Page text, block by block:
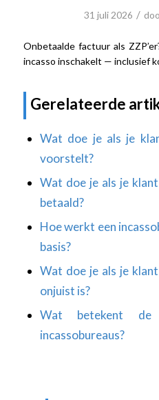
31 juli 2026 /
Onbetaalde factuur als
incasso inschakelt — inclusief
Gerelateerde
Wat doe je als je
voorstelt?
Wat doe je als je
betaald?
Hoe werkt een
basis?
Wat doe je als je
onjuist is?
Wat betekent de
incassobureaus?